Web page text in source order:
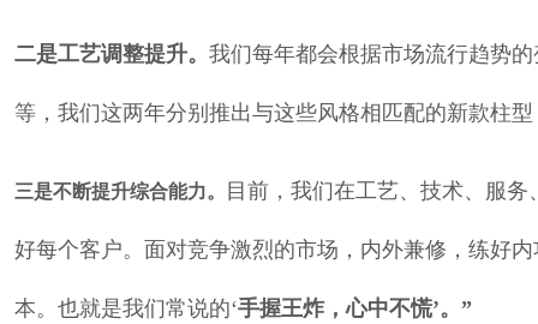
二是工艺调整提升。 我们每年都会根据市场流行趋势
等，我们这两年分别推出与这些风格相匹配的新款柱
三是不断提升综合能力。 目前，我们在工艺、技术、服
好每个客户。面对竞争激烈的市场，内外兼修，练好
本。也就是我们常说的‘手握王炸，心中不慌’。”